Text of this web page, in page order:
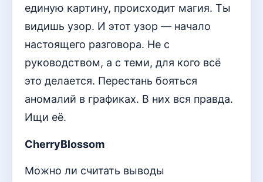
единую картину, происходит магия. Ты
видишь узор. И этот узор — начало
настоящего разговора. Не с
руководством, а с теми, для кого всё
это делается. Перестань бояться
аномалий в графиках. В них вся правда.
Ищи её.
CherryBlossom
Можно ли считать выводы